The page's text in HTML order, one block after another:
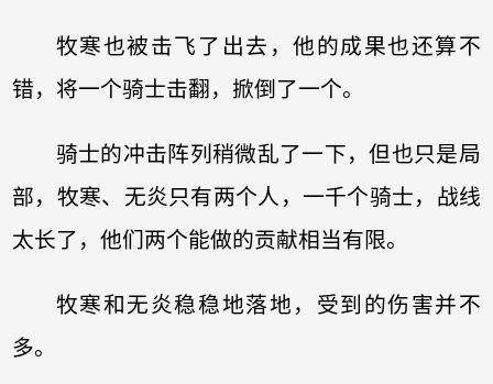
牧寒也被击飞了出去，他的成果也还算不
错，将一个骑士击翻，掀倒了一个。
骑士的冲击阵列稍微乱了一下，但也只是局
部，牧寒、无炎只有两个人，一千个骑士，战线
太长了，他们两个能做的贡献相当有限。
牧寒和无炎稳稳地落地，受到的伤害并不
多。